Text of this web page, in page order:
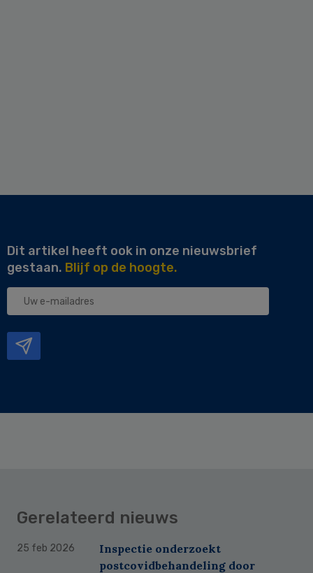
Dit artikel heeft ook in onze nieuwsbrief
gestaan. Blijf op de hoogte.
Uw
Gerelateerd nieuws
25 feb 2026
Inspectie onderzoekt
postcovidbehandeling door